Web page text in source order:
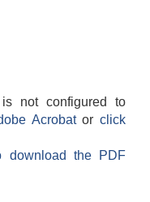
not configured to
Acrobatorclick
download the PDF